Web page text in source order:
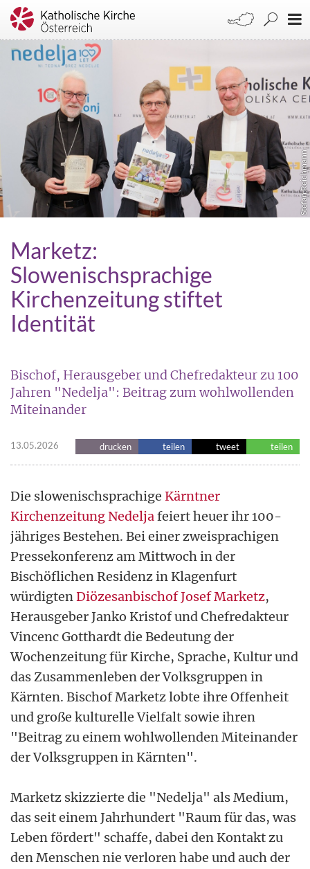
Stefan Reichmann
Marketz:
Slowenischsprachige
Kirchenzeitung stiftet
Identität
Bischof, Herausgeber und Chefredakteur zu 100
Jahren "Nedelja": Beitrag zum wohlwollenden
Miteinander
13.05.2026 drucken teilen tweet teilen
Die slowenischsprachige Kärntner
Kirchenzeitung Nedeljafeiert heuer ihr 100-
jähriges Bestehen. Bei einer zweisprachigen
Pressekonferenz am Mittwoch in der
Bischöflichen Residenz in Klagenfurt
würdigtenDiözesanbischof Josef Marketz,
Herausgeber Janko Kristof und Chefredakteur
Vincenc Gotthardt die Bedeutung der
Wochenzeitung für Kirche, Sprache, Kultur und
das Zusammenleben der Volksgruppen in
Kärnten. Bischof Marketz lobte ihre Offenheit
und große kulturelle Vielfalt sowie ihren
"Beitrag zu einem wohlwollenden Miteinander
der Volksgruppen in Kärnten".
Marketz skizzierte die "Nedelja" als Medium,
das seit einem Jahrhundert "Raum für das, was
Leben fördert" schaffe, dabei den Kontakt zu
den Menschen nie verloren habe und auch der